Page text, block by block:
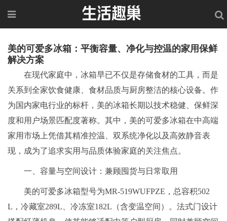
美的可爱多冰箱：平衡容量、净化与控温的家用保鲜
解决方案
在现代家庭中，冰箱早已不仅是存储食材的工具，而是
关系到全家饮食健康、食材品质与厨房整洁的核心设备。作
为国内家电行业的标杆，美的冰箱长期以技术稳健、保鲜深
度和用户场景匹配度著称。其中，美的可爱多冰箱在中高端
家用市场上凭借其精准控温、双系统净化以及高效静音表
现，成为了追求实用与品质体验家庭的关注焦点。
一、容量与空间设计：兼顾囤货与日常取用
美的可爱多冰箱型号为MR-519WUFPZE，总容积502
L，冷藏室289L、冷冻室182L（含变温空间）。法式门设计